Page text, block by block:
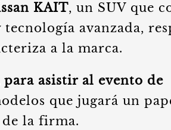
KAIT, un SUV que
avanzada,
a la marca.
para asistir al evento de
que jugará un
la firma.